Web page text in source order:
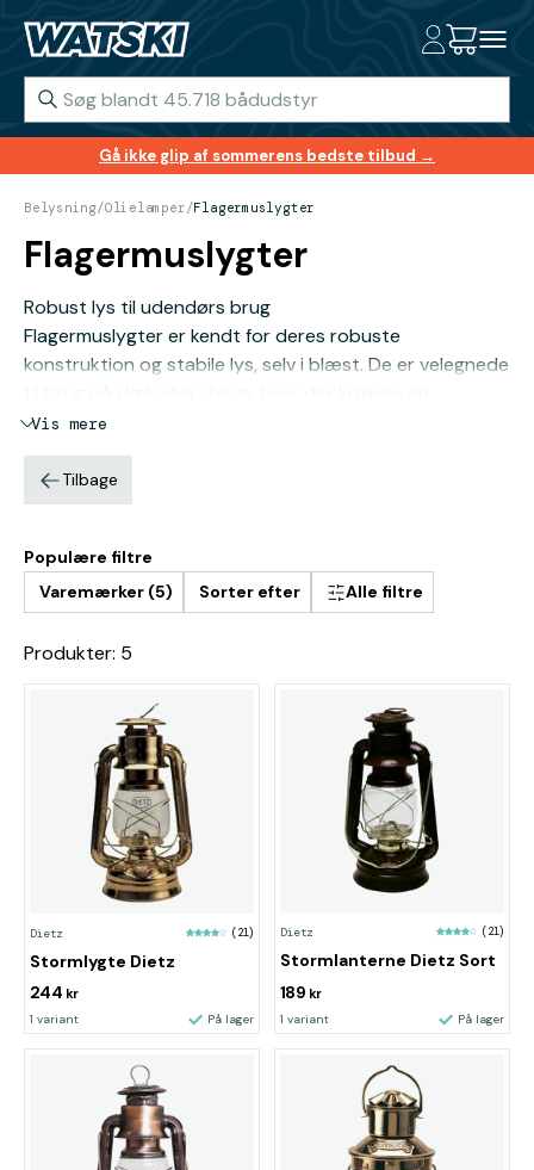
Gå ikke glip af sommerens bedste tilbud →
Belysning/Olielamper/Flagermuslygter
Flagermuslygter
Robust lys til udendørs brug
Flagermuslygter er kendt for deres robuste
konstruktion og stabile lys, selv i blæst. De er velegnede
driftssikker lyskilde uden strøm.
Vis mere
Tilbage
Populære filtre
Varemærker (5)
Sorter efter Alle filtre
Produkter: 5
Dietz (21)
Stormlygte Dietz
244 kr
1 variant På lager
Dietz (21)
Stormlanterne Dietz Sort
189 kr
1 variant På lager